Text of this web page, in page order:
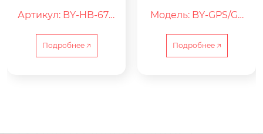
Артикул: BY-HB-670
Подробнее 🡥
Модель: BY-GPS/GS
05：Серийный ном
ер
Подробнее 🡥